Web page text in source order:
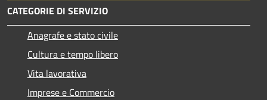
CATEGORIE DI SERVIZIO
Anagrafe e stato civile
Cultura e tempo libero
Vita lavorativa
Imprese e Commercio